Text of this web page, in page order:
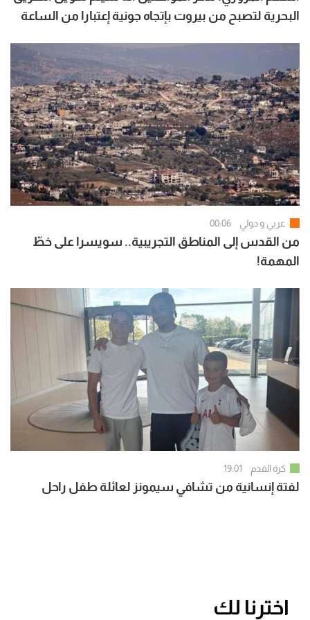
البحرية لتصبح من بيروت بإتجاه جونية إعتبارا من الساعة
عربي و دولي 00:06
من القدس إلى المناطق التجريبية.. سويسرا على خطّ
المهمة!
كرة القدم 19:01
لفتة إنسانية من تشافي سيمونز لعائلة طفل راحل
اخترنا لك